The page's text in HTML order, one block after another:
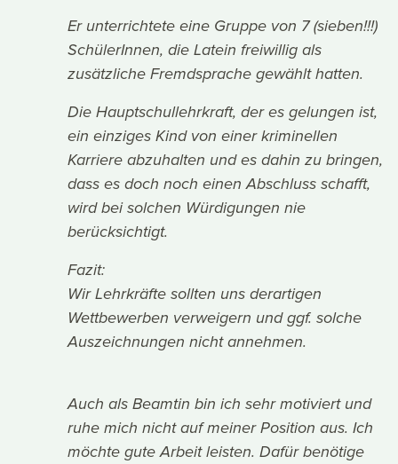
Er unterrichtete eine Gruppe von 7 (sieben!!!)
SchülerInnen, die Latein freiwillig als
zusätzliche Fremdsprache gewählt hatten.
Die Hauptschullehrkraft, der es gelungen ist,
ein einziges Kind von einer kriminellen
Karriere abzuhalten und es dahin zu bringen,
dass es doch noch einen Abschluss schafft,
wird bei solchen Würdigungen nie
berücksichtigt.
Fazit:
Wir Lehrkräfte sollten uns derartigen
Wettbewerben verweigern und ggf. solche
Auszeichnungen nicht annehmen.
Auch als Beamtin bin ich sehr motiviert und
ruhe mich nicht auf meiner Position aus. Ich
möchte gute Arbeit leisten. Dafür benötige